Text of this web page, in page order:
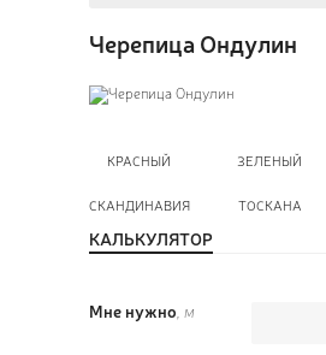
Черепица Ондулин
КРАСНЫЙ ЗЕЛЕНЫЙ
СКАНДИНАВИЯ ТОСКАНА
КАЛЬКУЛЯТОР
Мне нужно , м